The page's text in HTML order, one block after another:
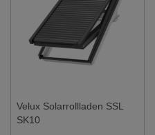
Velux Solarrollladen SSL
SK10